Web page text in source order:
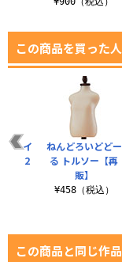
この商品を買った
サイ
1/12
ねんどろいどどー
る トルソー【再
販】
¥458（税込）
この商品と同じ作